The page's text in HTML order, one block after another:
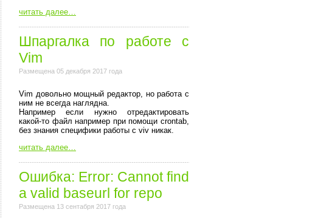
читать далее…
Шпаргалка по работе с
Vim
Размещена 05 декабря 2017 года
Vim довольно мощный редактор, но работа с
ним не всегда наглядна.
Например если нужно отредактировать
какой-то файл например при помощи crontab,
без знания специфики работы с viv никак.
читать далее…
Ошибка: Error: Cannot find
a valid baseurl for repo
Размещена 13 сентабря 2017 года